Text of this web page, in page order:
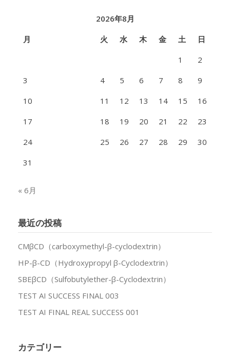
2026年8月
月
火 水 木 金 土
日
1
2
3
4 5 6 7 8
9
10
11 12 13 14 15
16
17
18 19 20 21 22
23
24
25 26 27 28 29
30
31
« 6月
最近の投稿
CMβCD（carboxymethyl-β-cyclodextrin）
HP-β-CD（Hydroxypropyl β-Cyclodextrin）
SBEβCD（Sulfobutylether-β-Cyclodextrin）
TEST AI SUCCESS FINAL 003
TEST AI FINAL REAL SUCCESS 001
カテゴリー